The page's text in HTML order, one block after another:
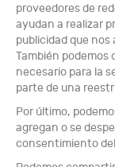
proveedores de
ayudan a realizar
publicidad que
También podemos
necesario para la
parte de una
Por último,
agregan o se
consentimiento